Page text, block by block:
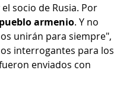
socio de Rusia. Por
armenio. Y no
unirán para siempre",
interrogantes para los
enviados con